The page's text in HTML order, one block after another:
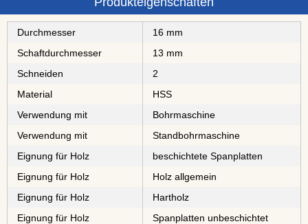
Durchmesser
16 mm
Schaftdurchmesser
13 mm
Schneiden
2
Material
⁠⁠⁠⁠⁠⁠HSS
Verwendung mit
Bohrmaschine
Verwendung mit
Standbohrmaschine
Eignung für Holz
⁠⁠⁠⁠⁠⁠⁠⁠⁠⁠beschichtete Spanplatten
Eignung für Holz
Holz allgemein
Eignung für Holz
⁠⁠⁠Hartholz
Eignung für Holz
⁠⁠⁠⁠⁠⁠⁠⁠Spanplatten unbeschichtet